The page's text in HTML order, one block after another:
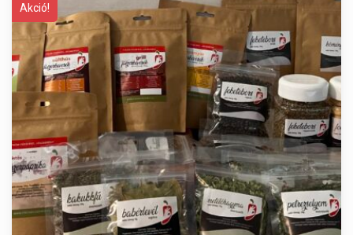
Akció!